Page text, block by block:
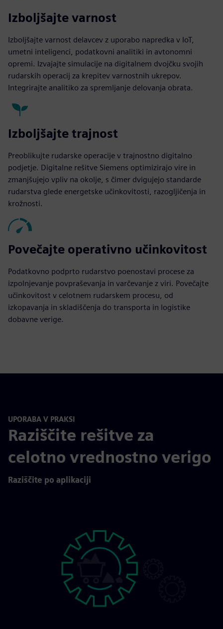
Izboljšajte varnost
Izboljšajte varnost delavcev z uporabo napredka v IoT,
umetni inteligenci, podatkovni analitiki in avtonomni
opremi. Izvajajte simulacije na digitalnem dvojčku svojih
rudarskih operacij za krepitev varnostnih ukrepov.
Integrirajte analitiko za spremljanje delovanja obrata.
Izboljšajte trajnost
Preoblikujte rudarske operacije v trajnostno digitalno
podjetje. Digitalne rešitve Siemens optimizirajo vire in
zmanjšujejo vpliv na okolje, s čimer dvigujejo standarde
rudarstva glede energetske učinkovitosti, razogljičenja in
krožnosti.
Povečajte operativno učinkovitost
Podatkovno podprto rudarstvo poenostavi procese za
izpolnjevanje povpraševanja in varčevanje z viri. Povečajte
učinkovitost v celotnem rudarskem procesu, od
izkopavanja in skladiščenja do transporta in logistike
dobavne verige.
UPORABA V PRAKSI
Raziščite rešitve za
celotno vrednostno verigo
Raziščite po aplikaciji